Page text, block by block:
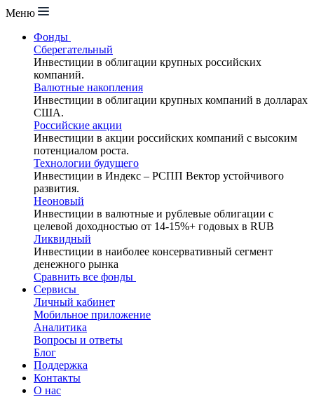
Меню
Фонды
Сберегательный
Инвестиции в облигации крупных российских
компаний.
Валютные накопления
Инвестиции в облигации крупных компаний в долларах
США.
Российские акции
Инвестиции в акции российских компаний с высоким
потенциалом роста.
Технологии будущего
Инвестиции в Индекс – РСПП Вектор устойчивого
развития.
Неоновый
Инвестиции в валютные и рублевые облигации с
целевой доходностью от 14-15%+ годовых в RUB
Ликвидный
Инвестиции в наиболее консервативный сегмент
денежного рынка
Сравнить все фонды
Сервисы
Личный кабинет
Мобильное приложение
Аналитика
Вопросы и ответы
Блог
Поддержка
Контакты
О нас